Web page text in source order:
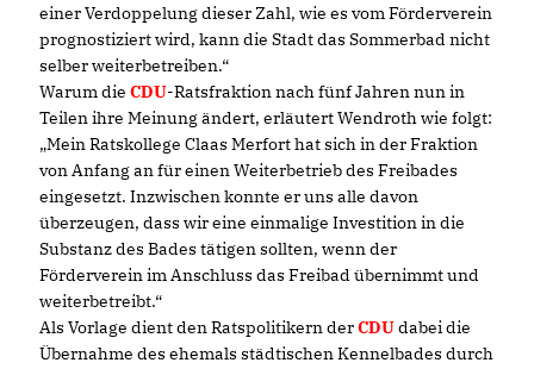
einer Verdoppelung dieser Zahl, wie es vom Förderverein
prognostiziert wird, kann die Stadt das Sommerbad nicht
selber weiterbetreiben.“
Warum die CDU-Ratsfraktion nach fünf Jahren nun in
Teilen ihre Meinung ändert, erläutert Wendroth wie folgt:
Mein Ratskollege Claas Merfort hat sich in der Fraktion
von Anfang an für einen Weiterbetrieb des Freibades
eingesetzt. Inzwischen konnte er uns alle davon
überzeugen, dass wir eine einmalige Investition in die
Substanz des Bades tätigen sollten, wenn der
Förderverein im Anschluss das Freibad übernimmt und
weiterbetreibt.“
Als Vorlage dient den Ratspolitikern derCDUdabei die
Übernahme des ehemals städtischen Kennelbades durch